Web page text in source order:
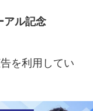
アル記念
を利用してい